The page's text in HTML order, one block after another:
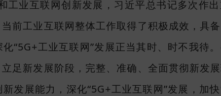
工业互联网创新发展，习近平总书记多次作
前工业互联网整体工作取得了积极成效，具
“5G+工业互联网”发展正当其时、时不我待
足新发展阶段，完整、准确、全面贯彻新发
发展能力，深化“5G+工业互联网”发展，加